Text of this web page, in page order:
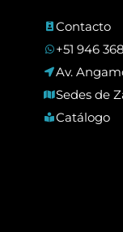
Contacto
+51 946
Av.
Sedes de
Catálogo